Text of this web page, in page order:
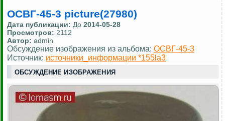
ОСВГ-45-3 picture(27980)
Дата публикации: До 2014-05-28
Просмотров: 2112
Автор: admin
Обсуждение изображения из альбома: ОСВГ-45-3
Источник: источники_информации *155la3
ОБСУЖДЕНИЕ ИЗОБРАЖЕНИЯ